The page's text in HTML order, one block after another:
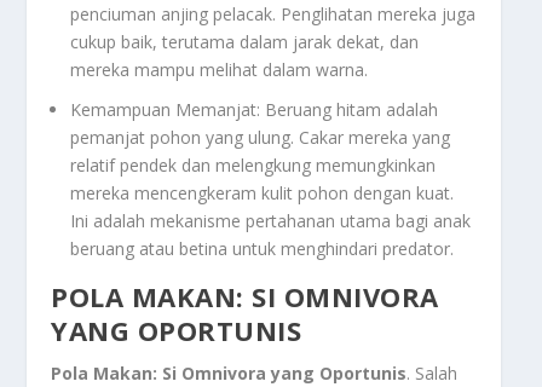
penciuman anjing pelacak. Penglihatan mereka juga
cukup baik, terutama dalam jarak dekat, dan
mereka mampu melihat dalam warna.
Kemampuan Memanjat: Beruang hitam adalah
pemanjat pohon yang ulung. Cakar mereka yang
relatif pendek dan melengkung memungkinkan
mereka mencengkeram kulit pohon dengan kuat.
Ini adalah mekanisme pertahanan utama bagi anak
beruang atau betina untuk menghindari predator.
POLA MAKAN: SI OMNIVORA
YANG OPORTUNIS
Pola Makan: Si Omnivora yang Oportunis. Salah